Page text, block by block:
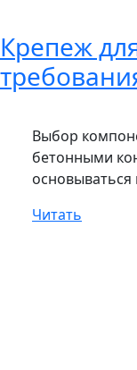
Крепеж
Выбор
бетонными
основываться
Читать